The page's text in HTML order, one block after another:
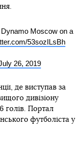
Moscow on a
53sozILsBh
26, 2019
де виступав за
дивізіону
голів. Портал
футболіста у